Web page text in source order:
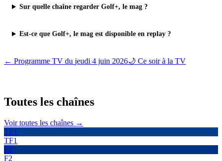
Sur quelle chaîne regarder Golf+, le mag ?
Est-ce que Golf+, le mag est disponible en replay ?
← Programme TV du jeudi 4 juin 2026🌙 Ce soir à la TV
Toutes les chaînes
Voir toutes les chaînes →
TF1
TF1
F2
F2